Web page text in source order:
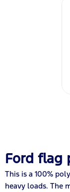
Ford flag
This is a 100%
heavy loads. The